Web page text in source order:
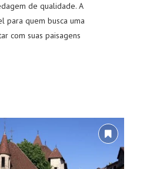
de qualidade. A
para quem busca uma
com suas paisagens